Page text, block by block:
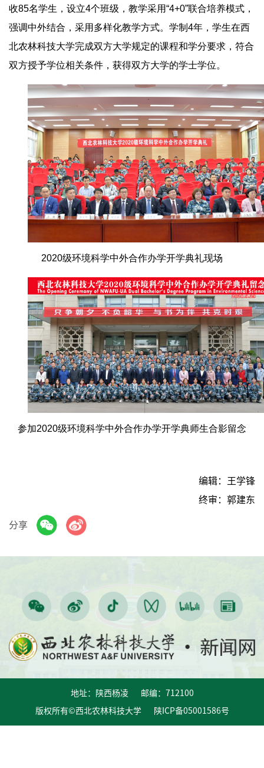
收85名学生，设立4个班级，教学采用“4+0”联合培养模式，
强调中外结合，采用多样化教学方式。学制4年，学生在西
北农林科技大学完成双方大学规定的课程和学分要求，符合
双方授予学位相关条件，获得双方大学的学士学位。
2020级环境科学中外合作办学开学典礼现场
参加2020级环境科学中外合作办学开学典师生合影留念
编辑：王学锋
终审：郭建东
分享
地址：陕西杨凌 邮编：712100
版权所有©西北农林科技大学 陕ICP备05001586号